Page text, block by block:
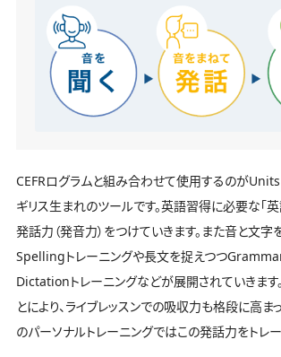
CEFRログラムと組み合わせて使用するのが
ギリス生まれのツールです。英語習得に必要な「
発話力（発音力）をつけていきます。また音と文字
Spellingトレーニングや長文を捉えつつ
Dictationトレーニングなどが展開されていきます
とにより、ライブレッスンでの吸収力も格段に高ま
のパーソナルトレーニングではこの発話力をトレー